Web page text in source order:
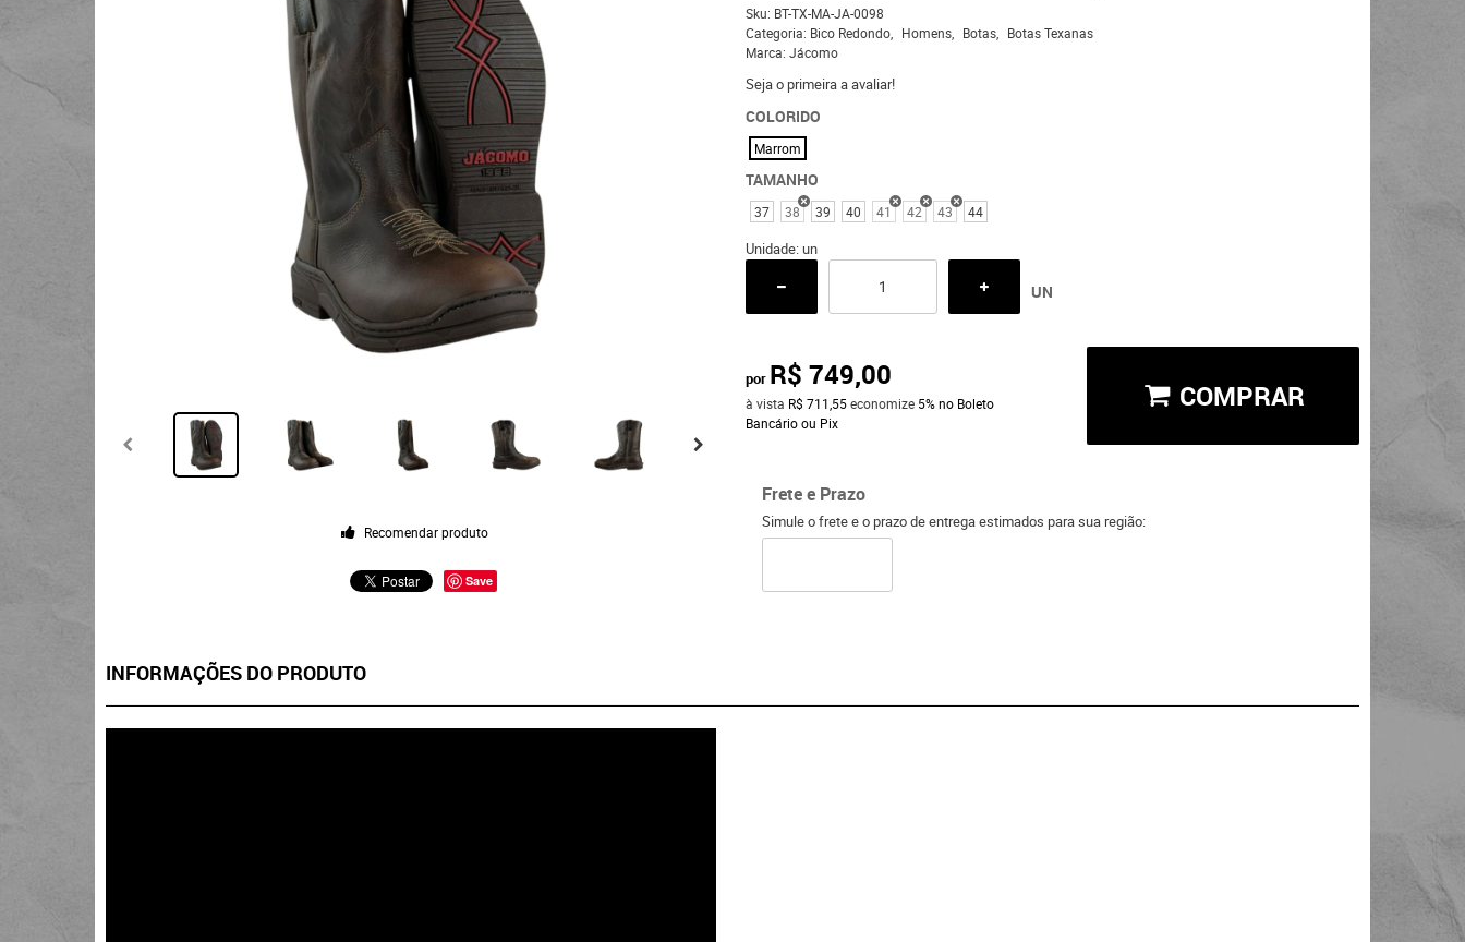
Recomendar produto
Save
Sku: BT-TX-MA-JA-0098
Categoria: Bico Redondo Homens Botas
Botas Texanas
Marca: Jácomo
Seja o primeira a avaliar!
COLORIDO
Marrom
TAMANHO
37 38 39 40 41 42 43 44
Unidade: un
UN
por R$ 749,00
à vista R$ 711,55economize 5% no Boleto
Bancário ou Pix
COMPRAR
Frete e Prazo
Simule o frete e o prazo de entrega estimados para sua região:
INFORMAÇÕES DO PRODUTO